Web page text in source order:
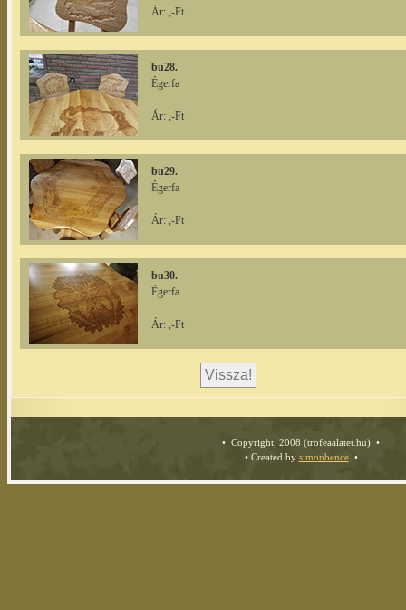
Ár: ,-Ft
bu28.
Égerfa
Ár: ,-Ft
bu29.
Égerfa
Ár: ,-Ft
bu30.
Égerfa
Ár: ,-Ft
• Copyright, 2008 (trofeaalatet.hu) •
• Created by simonbence. •